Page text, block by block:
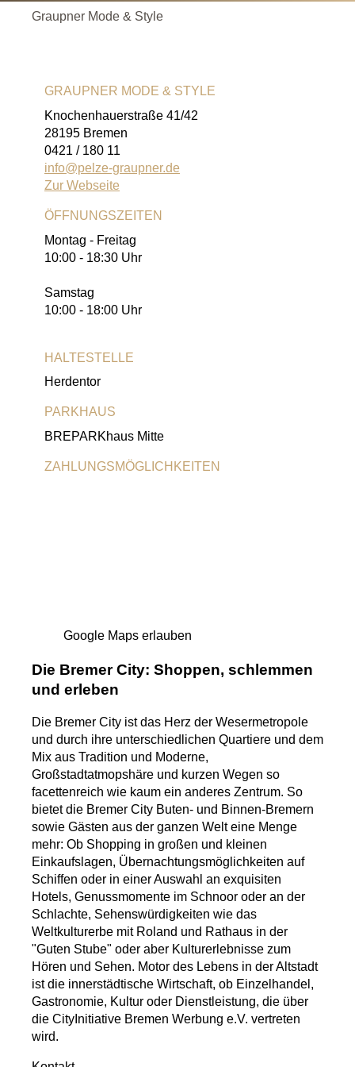
Graupner Mode & Style
GRAUPNER MODE & STYLE
Knochenhauerstraße 41/42
28195 Bremen
0421 / 180 11
info@pelze-graupner.de
Zur Webseite
ÖFFNUNGSZEITEN
Montag - Freitag
10:00 - 18:30 Uhr
Samstag
10:00 - 18:00 Uhr
HALTESTELLE
Herdentor
PARKHAUS
BREPARKhaus Mitte
ZAHLUNGSMÖGLICHKEITEN
Google Maps erlauben
Die Bremer City: Shoppen, schlemmen
und erleben
Die Bremer City ist das Herz der Wesermetropole
und durch ihre unterschiedlichen Quartiere und dem
Mix aus Tradition und Moderne,
Großstadtatmopshäre und kurzen Wegen so
facettenreich wie kaum ein anderes Zentrum. So
bietet die Bremer City Buten- und Binnen-Bremern
sowie Gästen aus der ganzen Welt eine Menge
mehr: Ob Shopping in großen und kleinen
Einkaufslagen, Übernachtungsmöglichkeiten auf
Schiffen oder in einer Auswahl an exquisiten
Hotels, Genussmomente im Schnoor oder an der
Schlachte, Sehenswürdigkeiten wie das
Weltkulturerbe mit Roland und Rathaus in der
"Guten Stube" oder aber Kulturerlebnisse zum
Hören und Sehen. Motor des Lebens in der Altstadt
ist die innerstädtische Wirtschaft, ob Einzelhandel,
Gastronomie, Kultur oder Dienstleistung, die über
die CityInitiative Bremen Werbung e.V. vertreten
wird.